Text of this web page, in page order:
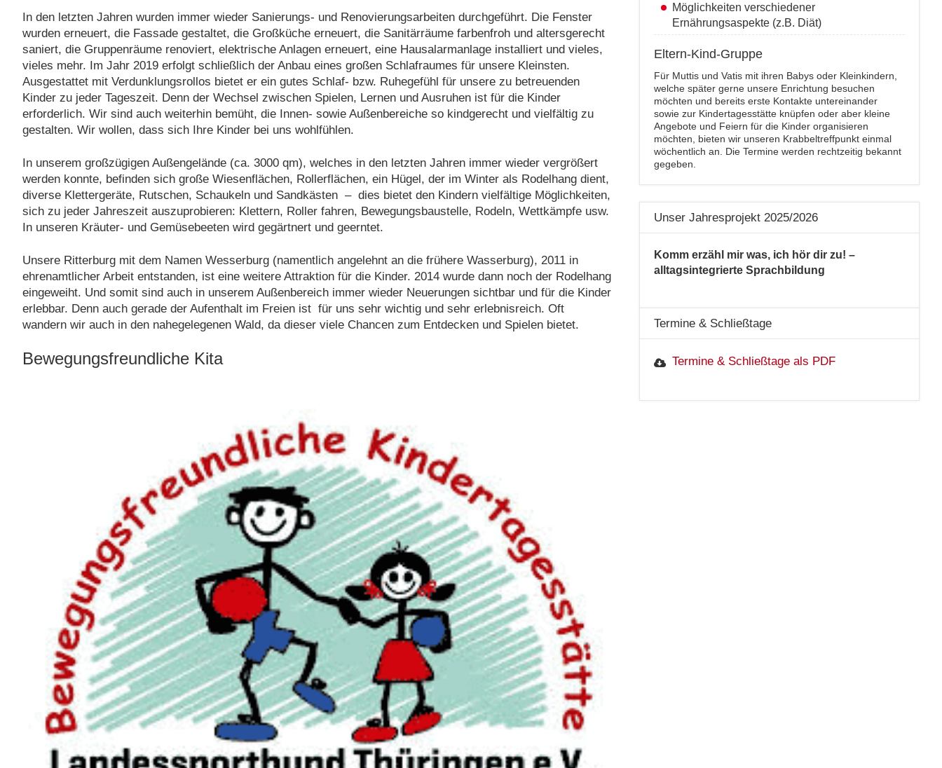
In den letzten Jahren wurden immer wieder Sanierungs- und Renovierungsarbeiten durchgeführt. Die Fenster
wurden erneuert, die Fassade gestaltet, die Großküche erneuert, die Sanitärräume farbenfroh und altersgerecht
saniert, die Gruppenräume renoviert, elektrische Anlagen erneuert, eine Hausalarmanlage installiert und vieles,
vieles mehr. Im Jahr 2019 erfolgt schließlich der Anbau eines großen Schlafraumes für unsere Kleinsten.
Ausgestattet mit Verdunklungsrollos bietet er ein gutes Schlaf- bzw. Ruhegefühl für unsere zu betreuenden
Kinder zu jeder Tageszeit. Denn der Wechsel zwischen Spielen, Lernen und Ausruhen ist für die Kinder
erforderlich. Wir sind auch weiterhin bemüht, die Innen- sowie Außenbereiche so kindgerecht und vielfältig zu
gestalten. Wir wollen, dass sich Ihre Kinder bei uns wohlfühlen.
In unserem großzügigen Außengelände (ca. 3000 qm), welches in den letzten Jahren immer wieder vergrößert
werden konnte, befinden sich große Wiesenflächen, Rollerflächen, ein Hügel, der im Winter als Rodelhang dient,
diverse Klettergeräte, Rutschen, Schaukeln und Sandkästen – dies bietet den Kindern vielfältige Möglichkeiten,
sich zu jeder Jahreszeit auszuprobieren: Klettern, Roller fahren, Bewegungsbaustelle, Rodeln, Wettkämpfe usw.
In unseren Kräuter- und Gemüsebeeten wird gegärtnert und geerntet.
Unsere Ritterburg mit dem Namen Wesserburg (namentlich angelehnt an die frühere Wasserburg), 2011 in
ehrenamtlicher Arbeit entstanden, ist eine weitere Attraktion für die Kinder. 2014 wurde dann noch der Rodelhang
eingeweiht. Und somit sind auch in unserem Außenbereich immer wieder Neuerungen sichtbar und für die Kinder
erlebbar. Denn auch gerade der Aufenthalt im Freien ist für uns sehr wichtig und sehr erlebnisreich. Oft
wandern wir auch in den nahegelegenen Wald, da dieser viele Chancen zum Entdecken und Spielen bietet.
Bewegungsfreundliche Kita
Möglichkeiten verschiedener
Ernährungsaspekte (z.B. Diät)
Eltern-Kind-Gruppe
Für Muttis und Vatis mit ihren Babys oder Kleinkindern,
welche später gerne unsere Enrichtung besuchen
möchten und bereits erste Kontakte untereinander
sowie zur Kindertagesstätte knüpfen oder aber kleine
Angebote und Feiern für die Kinder organisieren
möchten, bieten wir unseren Krabbeltreffpunkt einmal
wöchentlich an. Die Termine werden rechtzeitig bekannt
gegeben.
Unser Jahresprojekt 2025/2026
Komm erzähl mir was, ich hör dir zu! –
alltagsintegrierte Sprachbildung
Termine & Schließtage
Termine & Schließtage als PDF